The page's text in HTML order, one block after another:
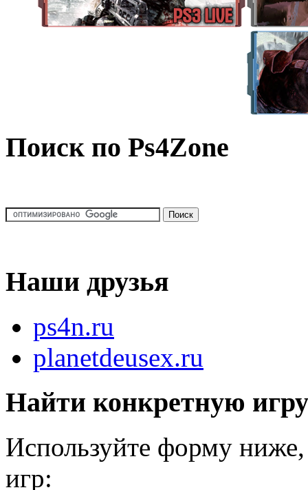
Поиск по Ps4Zone
Наши друзья
ps4n.ru
planetdeusex.ru
Найти конкретную
Используйте форму
игр: